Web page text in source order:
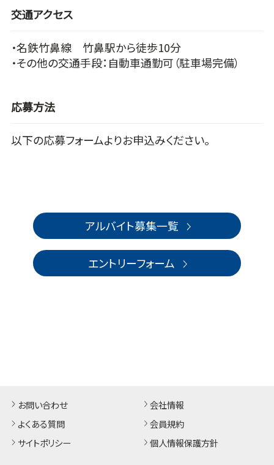
交通アクセス
・名鉄竹鼻線 竹鼻駅から徒歩10分
・その他の交通手段：自動車通勤可（駐車場完備）
応募方法
以下の応募フォームよりお申込みください。
アルバイト募集一覧
エントリーフォーム
お問い合わせ
よくある質問
サイトポリシー
会社情報
会員規約
個人情報保護方針